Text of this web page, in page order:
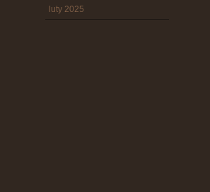
luty 2025